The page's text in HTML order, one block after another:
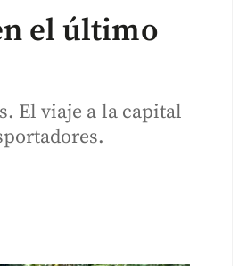
el último
El viaje a la capital